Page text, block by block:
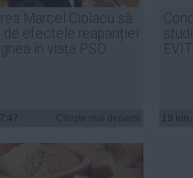
Marcel Ciolacu să
de efectele reapariției
în viața PSD
19 iun,